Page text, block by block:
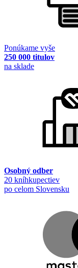
Ponúkame vyše
250 000 titulov
na sklade
Osobný odber
20 kníhkupectiev
po celom Slovensku